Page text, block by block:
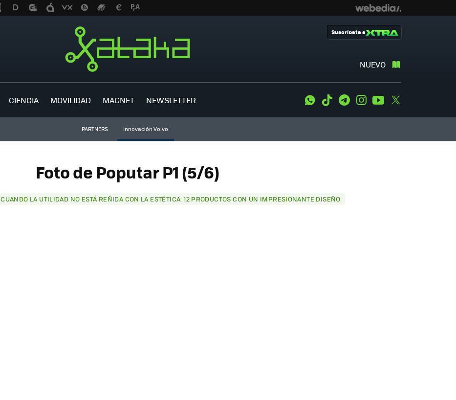
NUEVO
Suscríbete a
CIENCIA MOVILIDAD MAGNET NEWSLETTER WhatsApp
Tiktok TelegramInstagramYoutube
PARTNERS Innovación Volvo
Foto de Poputar P1 (5/6)
CUANDO LA UTILIDAD NO ESTÁ REÑIDA CON LA ESTÉTICA: 12 PRODUCTOS CON UN IMPRESIONANTE DISEÑO